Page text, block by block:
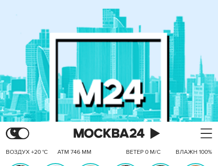
ВОЗДУХ +20 °C АТМ 746 ММ ВЕТЕР 0 М/С ВЛАЖН 100%